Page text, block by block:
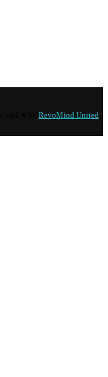
RevoMind United